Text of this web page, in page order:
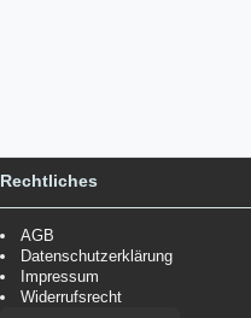
Rechtliches
AGB
Datenschutzerklärung
Impressum
Widerrufsrecht